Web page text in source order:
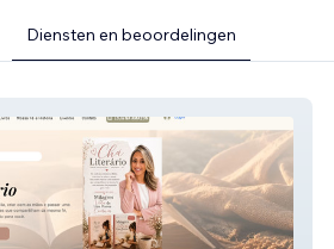
Diensten en beoordelingen